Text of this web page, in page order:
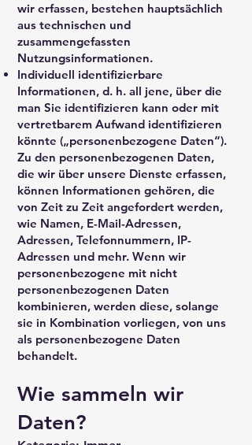
wir erfassen, bestehen hauptsächlich
aus technischen und
zusammengefassten
Nutzungsinformationen.
Individuell identifizierbare
Informationen, d. h. all jene, über die
man Sie identifizieren kann oder mit
vertretbarem Aufwand identifizieren
könnte („personenbezogene Daten“).
Zu den personenbezogenen Daten,
die wir über unsere Dienste erfassen,
können Informationen gehören, die
von Zeit zu Zeit angefordert werden,
wie Namen, E-Mail-Adressen,
Adressen, Telefonnummern, IP-
Adressen und mehr. Wenn wir
personenbezogene mit nicht
personenbezogenen Daten
kombinieren, werden diese, solange
sie in Kombination vorliegen, von uns
als personenbezogene Daten
behandelt.
Wie sammeln wir
Daten?